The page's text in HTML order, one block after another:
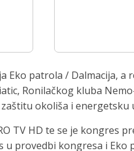
patrola / Dalmacija,
Ronilačkog kluba
okoliša i energetsku
TV HD te se je kongres
provedbi kongresa i